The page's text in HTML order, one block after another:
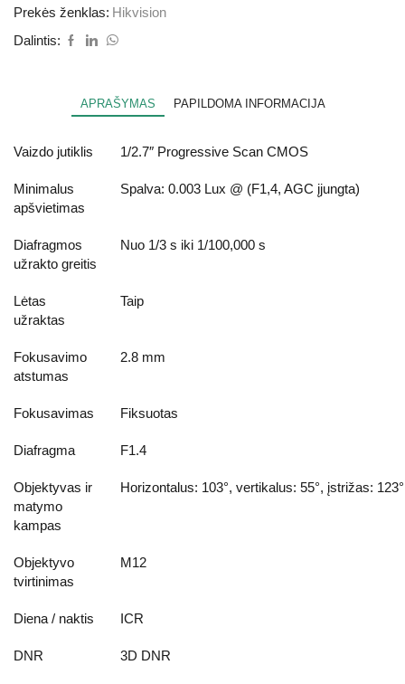
Prekės ženklas: Hikvision
Dalintis:
APRAŠYMAS PAPILDOMA INFORMACIJA
Vaizdo jutiklis 1/2.7″ Progressive Scan CMOS
Minimalus
apšvietimas
Spalva: 0.003 Lux @ (F1,4, AGC įjungta)
Diafragmos
užrakto greitis
Nuo 1/3 s iki 1/100,000 s
Lėtas
užraktas
Taip
Fokusavimo
atstumas
2.8 mm
Fokusavimas Fiksuotas
Diafragma F1.4
Objektyvas ir
matymo
kampas
Horizontalus: 103°, vertikalus: 55°, įstrižas: 123°
Objektyvo
tvirtinimas
M12
Diena / naktis ICR
DNR 3D DNR